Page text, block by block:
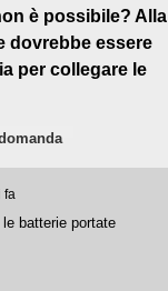
è possibile? Alla
dovrebbe essere
per collegare le
fa
batterie portate